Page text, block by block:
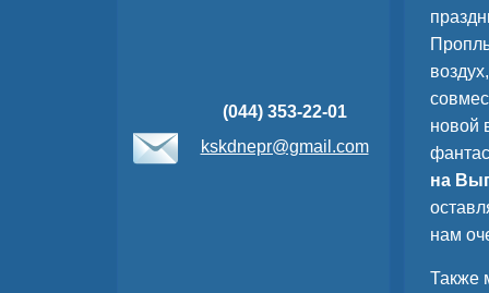
(044) 353-22-01
kskdnepr@gmail.com
новой
на
нам
Также